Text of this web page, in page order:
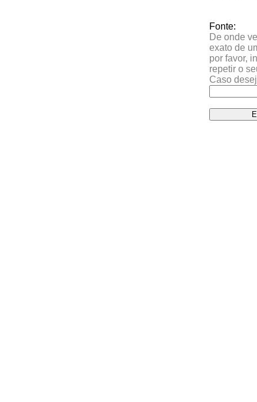
Fonte:
De onde
exato de
por favor,
repetir o
Caso